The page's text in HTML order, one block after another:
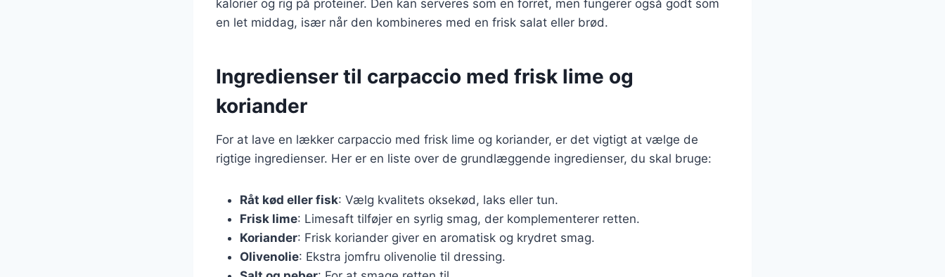
kalorier og rig på proteiner. Den kan serveres som en forret, men fungerer også godt som
en let middag, især når den kombineres med en frisk salat eller brød.
Ingredienser til carpaccio med frisk lime og
koriander
For at lave en lækker carpaccio med frisk lime og koriander, er det vigtigt at vælge de
rigtige ingredienser. Her er en liste over de grundlæggende ingredienser, du skal bruge:
Råt kød eller fisk: Vælg kvalitets oksekød, laks eller tun.
Frisk lime: Limesaft tilføjer en syrlig smag, der komplementerer retten.
Koriander: Frisk koriander giver en aromatisk og krydret smag.
Olivenolie: Ekstra jomfru olivenolie til dressing.